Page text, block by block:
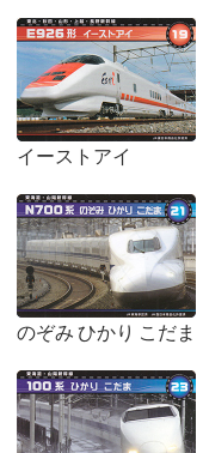
イーストアイ
のぞみ ひかり こだま